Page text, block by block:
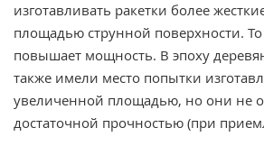
изготавливать ракетки более
площадью струнной поверхности. То
повышает мощность. В эпоху
также имели место попытки
увеличенной площадью, но они не
достаточной прочностью (при